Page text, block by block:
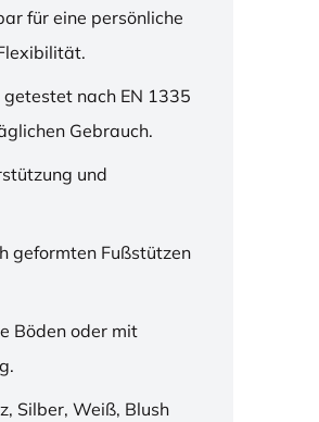
für eine persönliche
nach EN 1335
Gebrauch.
und
geformten Fußstützen
Böden oder mit
Silber, Weiß, Blush